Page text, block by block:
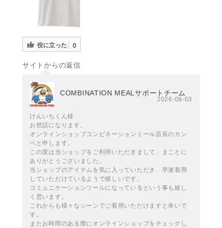
役に立った 0
サイトからの返信
COMBINATION MEALサポートチーム
2026-08-03
けんいちくん様
お世話になります。
オンラインショップコンビネーションミール店長のカン
ベと申します。
この度は当ショップをご利用いただきまして、まことに
ありがとうございました。
当ショップのアイテムを気に入っていただき、早速着用
していただけているようで嬉しいです。
コミュニケーションツールになっているという事も嬉し
く思います。
これからも様々なシーンでご着用いただけますと幸いで
す。
またお時間のある際にオンラインショップをチェックし